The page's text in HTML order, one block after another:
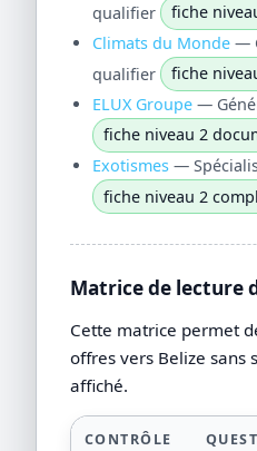
qualifier
fiche
Climats du Monde—
qualifier
fiche
ELUX Groupe—
fiche niveau 2
Exotismes—
fiche niveau 2
Matrice de lecture
Cette matrice permet
offres vers Belize sans
affiché.
CONTRÔLE